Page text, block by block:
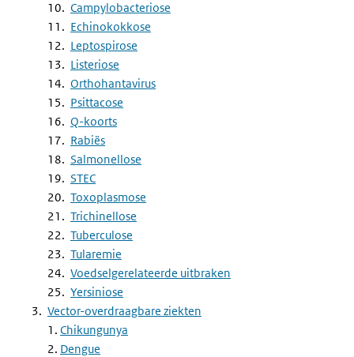
Campylobacteriose
Echinokokkose
Leptospirose
Listeriose
Orthohantavirus
Psittacose
Q-koorts
Rabiës
Salmonellose
STEC
Toxoplasmose
Trichinellose
Tuberculose
Tularemie
Voedselgerelateerde uitbraken
Yersiniose
Vector-overdraagbare ziekten
1. Chikungunya
2. Dengue